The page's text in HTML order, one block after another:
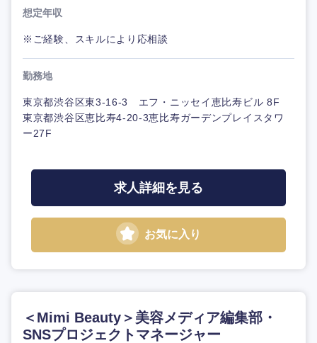
想定年収
※ご経験、スキルにより応相談
勤務地
東京都渋谷区東3-16-3 エフ・ニッセイ恵比寿ビル 8F
東京都渋谷区恵比寿4-20-3恵比寿ガーデンプレイスタワ
ー27F
求人詳細を見る
お気に入り
＜Mimi Beauty＞美容メディア編集部・
SNSプロジェクトマネージャー